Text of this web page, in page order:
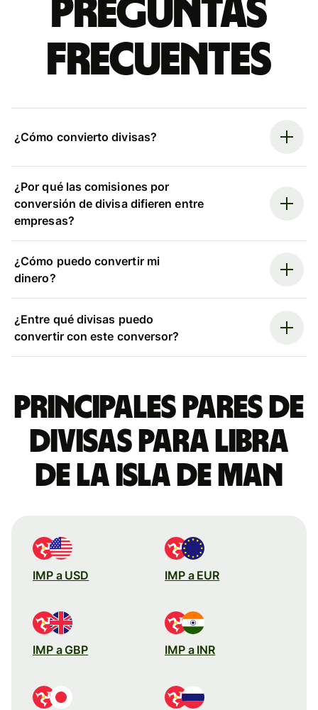
Preguntas
frecuentes
¿Cómo convierto divisas?
¿Por qué las comisiones por
conversión de divisa difieren entre
empresas?
¿Cómo puedo convertir mi
dinero?
¿Entre qué divisas puedo
convertir con este conversor?
Principales pares de
divisas para libra
de la isla de Man
IMP a USD IMP a EUR
IMP a GBP IMP a INR